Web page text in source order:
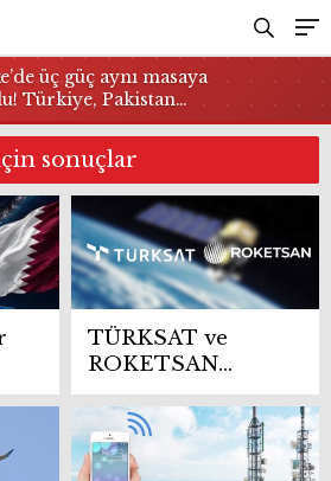
üç güç aynı masaya
Türkiye, Pakistan…
sonuçlar
TÜRKSAT ve
ROKETSAN
güçlerini
birleştiriyor